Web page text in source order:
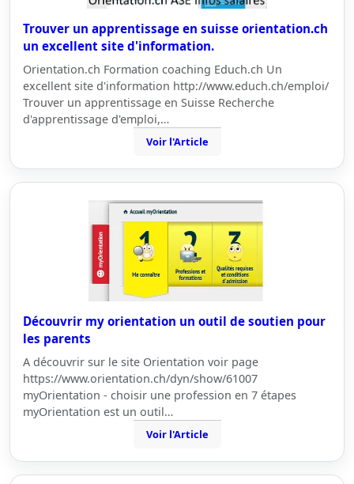
Trouver un apprentissage en suisse orientation.ch
un excellent site d'information.
Orientation.ch Formation coaching Educh.ch Un
excellent site d'information http://www.educh.ch/emploi/
Trouver un apprentissage en Suisse Recherche
d'apprentissage d'emploi,…
Voir l'Article
Découvrir my orientation un outil de soutien pour
les parents
A découvrir sur le site Orientation voir page
https://www.orientation.ch/dyn/show/61007
myOrientation - choisir une profession en 7 étapes
myOrientation est un outil…
Voir l'Article